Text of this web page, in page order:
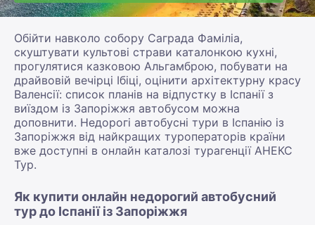
Обійти навколо собору Саграда Фаміліа,
скуштувати культові страви каталонкою кухні,
прогулятися казковою Альгамброю, побувати на
драйвовій вечірці Ібіці, оцінити архітектурну красу
Валенсії: список планів на відпустку в Іспанії з
виїздом із Запоріжжя автобусом можна
доповнити. Недорогі автобусні тури в Іспанію із
Запоріжжя від найкращих туроператорів країни
вже доступні в онлайн каталозі турагенції АНЕКС
Тур.
Як купити онлайн недорогий автобусний
тур до Іспанії із Запоріжжя